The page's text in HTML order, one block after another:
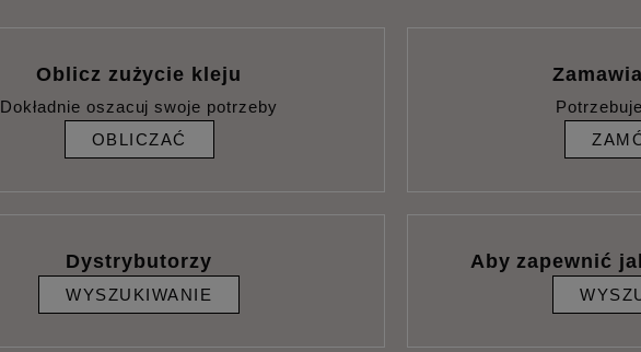
Oblicz zużycie kleju
Dokładnie oszacuj swoje potrzeby
OBLICZAĆ
Dystrybutorzy
WYSZUKIWANIE
Aby zapewnić